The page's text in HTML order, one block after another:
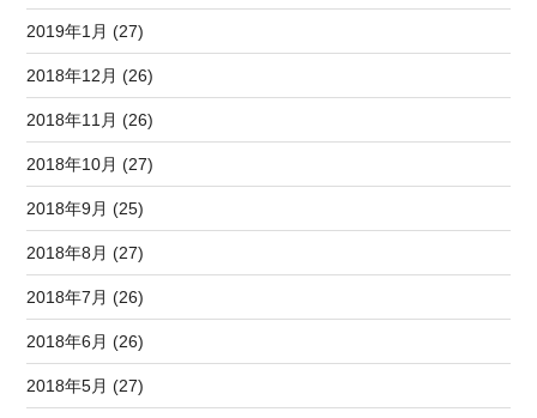
2019年1月 (27)
2018年12月 (26)
2018年11月 (26)
2018年10月 (27)
2018年9月 (25)
2018年8月 (27)
2018年7月 (26)
2018年6月 (26)
2018年5月 (27)